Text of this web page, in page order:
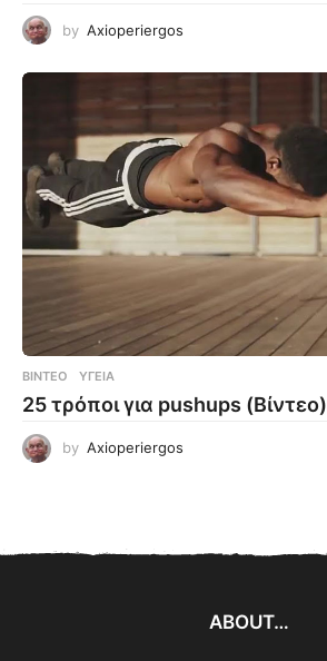
by Axioperiergos
ΒΊΝΤΕΟ ΥΓΕΊΑ
25 τρόποι για pushups (Βίντεο)
by Axioperiergos
ABOUT…